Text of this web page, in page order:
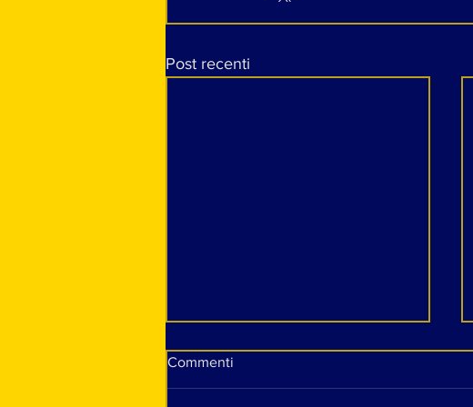
Post recenti
Commenti